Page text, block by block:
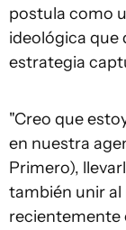
postula como
ideológica que
estrategia
"Creo que
en nuestra
Primero),
también unir al
recientemente